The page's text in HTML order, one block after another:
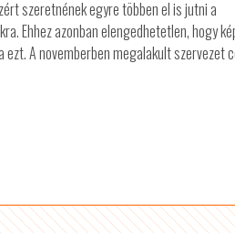
szeretnének egyre többen el is jutni a
Ehhez azonban elengedhetetlen, hogy
A novemberben megalakult szervezet